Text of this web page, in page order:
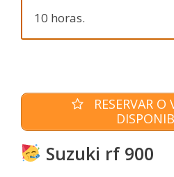
10 horas.
RESERVAR O
Suzuki rf 900